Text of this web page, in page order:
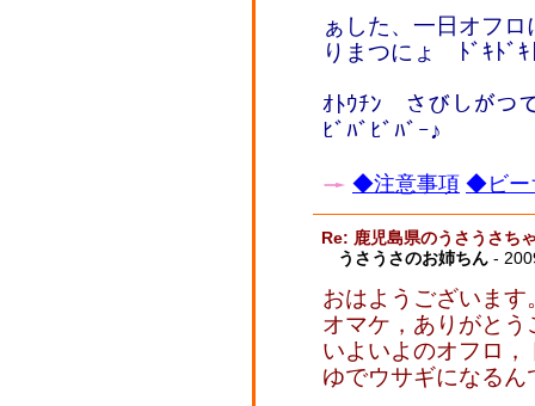
ぁした、一日オフ
りまつにょ ﾄﾞｷﾄﾞｷ
ｵﾄｳﾁﾝ さびしがつ
ﾋﾞﾊﾞﾋﾞﾊﾞｰ♪
◆注意事項 ◆ビー
Re: 鹿児島県のうさうさち
うさうさのお姉ちん -
おはようございます
オマケ，ありがとう
いよいよのオフロ，
ゆでウサギになる